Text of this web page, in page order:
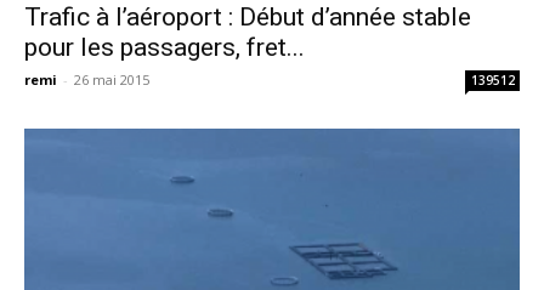
Trafic à l’aéroport : Début d’année stable
pour les passagers, fret...
remi - 26 mai 2015 139512